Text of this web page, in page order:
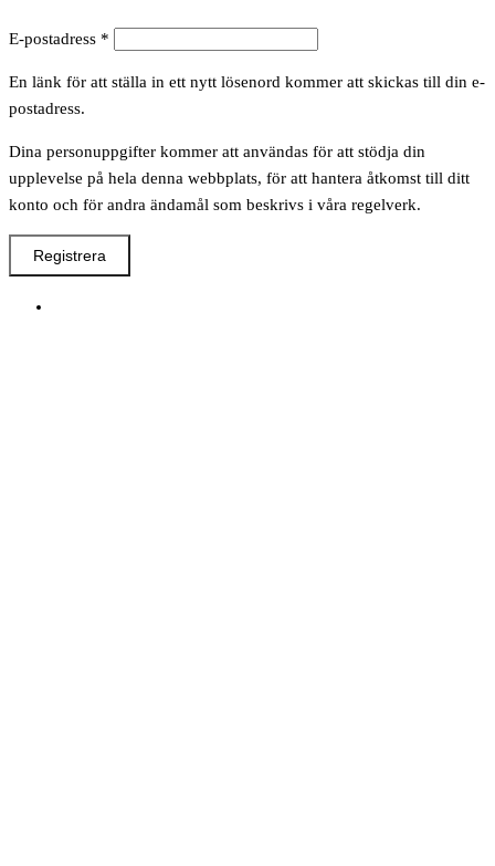
E-postadress *
En länk för att ställa in ett nytt lösenord kommer att skickas till din e-
postadress.
Dina personuppgifter kommer att användas för att stödja din
upplevelse på hela denna webbplats, för att hantera åtkomst till ditt
konto och för andra ändamål som beskrivs i våra regelverk.
Registrera